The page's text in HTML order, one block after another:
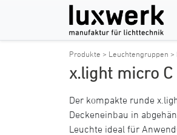
Produkte > Leuchtengruppen >
x.light micro
Der kompakte runde
Deckeneinbau in
Leuchte ideal für